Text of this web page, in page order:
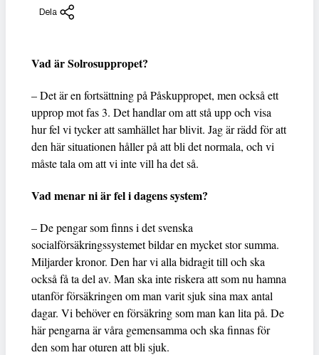
Dela
Vad är Solrosuppropet?
– Det är en fortsättning på Påskuppropet, men också ett
upprop mot fas 3. Det handlar om att stå upp och visa
hur fel vi tycker att samhället har blivit. Jag är rädd för att
den här situationen håller på att bli det normala, och vi
måste tala om att vi inte vill ha det så.
Vad menar ni är fel i dagens system?
– De pengar som finns i det svenska
socialförsäkringssystemet bildar en mycket stor summa.
Miljarder kronor. Den har vi alla bidragit till och ska
också få ta del av. Man ska inte riskera att som nu hamna
utanför försäkringen om man varit sjuk sina max antal
dagar. Vi behöver en försäkring som man kan lita på. De
här pengarna är våra gemensamma och ska finnas för
den som har oturen att bli sjuk.